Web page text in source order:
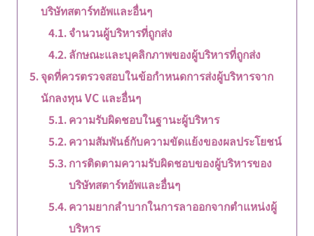
บริษัทสตาร์ทอัพและอื่นๆ
จำนวนผู้บริหารที่ถูกส่ง
ลักษณะและบุคลิกภาพของผู้บริหารที่ถูกส่ง
จุดที่ควรตรวจสอบในข้อกำหนดการส่งผู้บริหารจาก
นักลงทุน VC และอื่นๆ
ความรับผิดชอบในฐานะผู้บริหาร
ความสัมพันธ์กับความขัดแย้งของผลประโยชน์
การติดตามความรับผิดชอบของผู้บริหารของ
บริษัทสตาร์ทอัพและอื่นๆ
ความยากลำบากในการลาออกจากตำแหน่งผู้
บริหาร